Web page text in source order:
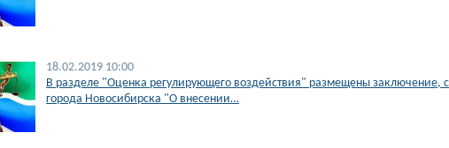
18.02.2019 10:00
В разделе "Оценка регулирующего воздействия" размещены заключение,
города Новосибирска "О внесении…